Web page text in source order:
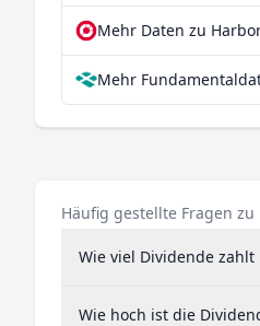
Mehr Daten zu
Mehr
Häufig gestellte Fragen
Wie viel Dividende zahlt
Wie hoch ist die